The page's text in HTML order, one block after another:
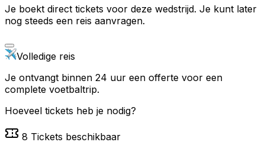
Je boekt direct tickets voor deze wedstrijd. Je kunt later
nog steeds een reis aanvragen.
Volledige reis
Je ontvangt binnen 24 uur een offerte voor een
complete voetbaltrip.
Hoeveel tickets heb je nodig?
8 Tickets beschikbaar